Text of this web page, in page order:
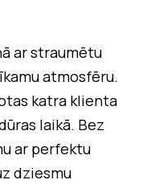
ar straumētu
atmosfēru.
katra klienta
laikā. Bez
ar perfektu
dziesmu